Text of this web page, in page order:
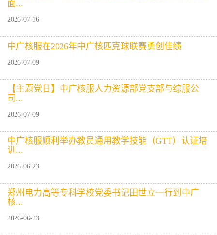
面...
2026-07-16
中广核服在2026年中广核匹克球联赛勇创佳绩
2026-07-09
【主题党日】中广核服人力资源部党支部与综服公
司...
2026-07-09
中广核服顺利举办教员通用教学技能（GTT）认证培
训...
2026-06-23
郑州电力高等专科学校党委书记田世立一行到中广
核...
2026-06-23